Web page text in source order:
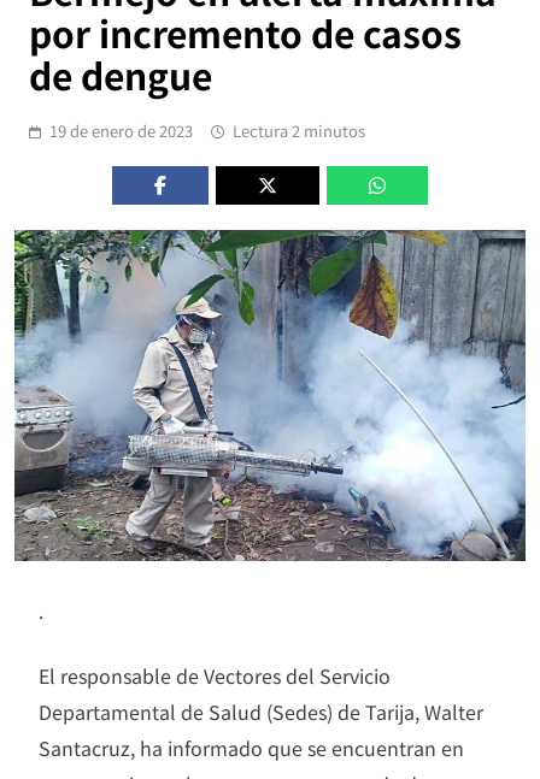
por incremento de casos
de dengue
19 de enero de 2023 Lectura 2 minutos
.
El responsable de Vectores del Servicio
Departamental de Salud (Sedes) de Tarija, Walter
Santacruz, ha informado que se encuentran en